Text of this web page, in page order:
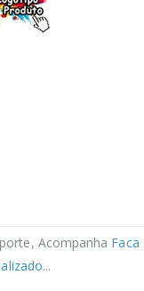
Acompanha Faca
...